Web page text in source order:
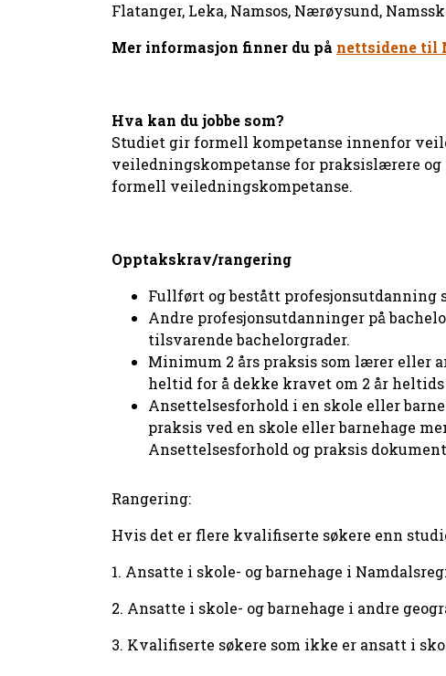
Flatanger, Leka, Namsos, Nærøysund,
Mer informasjon finner du på nettsidene til
Hva kan du jobbe som?
Studiet gir formell kompetanse innenfor
veiledningskompetanse for praksislærere
formell veiledningskompetanse.
Opptakskrav/rangering
Fullført og bestått
Andre profesjonsutdanninger på
tilsvarende bachelorgrader.
Minimum 2 års praksis som lærer eller
heltid for å dekke kravet om 2 år
Ansettelsesforhold i en skole eller
praksis ved en skole eller barnehage
Ansettelsesforhold og praksis
Rangering:
Hvis det er flere kvalifiserte søkere enn
1. Ansatte i skole- og barnehage i
2. Ansatte i skole- og barnehage i andre
3. Kvalifiserte søkere som ikke er ansatt i